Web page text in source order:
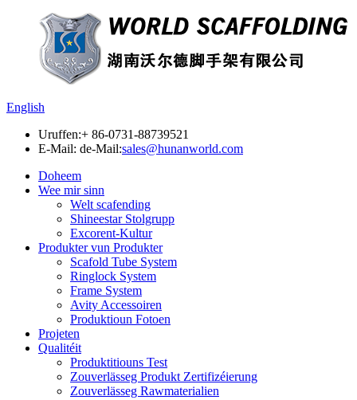
English
Uruffen:+ 86-0731-88739521
E-Mail: de-Mail:sales@hunanworld.com
Doheem
Wee mir sinn
Welt scafending
Shineestar Stolgrupp
Excorent-Kultur
Produkter vun Produkter
Scafold Tube System
Ringlock System
Frame System
Avity Accessoiren
Produktioun Fotoen
Projeten
Qualitéit
Produktitiouns Test
Zouverlässeg Produkt Zertifizéierung
Zouverlässeg Rawmaterialien